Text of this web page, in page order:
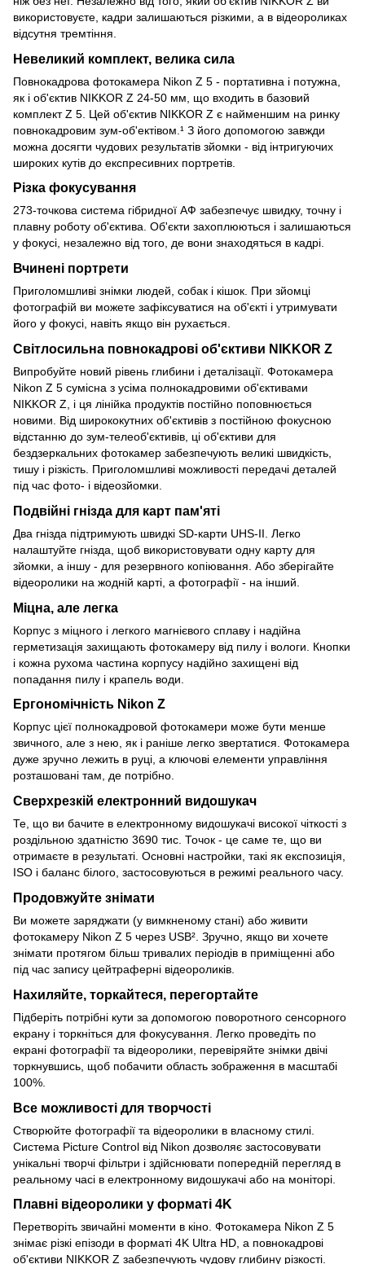
використовуєте, кадри залишаються різкими, а в відеороликах
відсутня тремтіння.
Невеликий комплект, велика сила
Повнокадрова фотокамера Nikon Z 5 - портативна і потужна,
як і об'єктив NIKKOR Z 24-50 мм, що входить в базовий
комплект Z 5. Цей об'єктив NIKKOR Z є найменшим на ринку
повнокадровим зум-об'ектівом.¹ З його допомогою завжди
можна досягти чудових результатів зйомки - від інтригуючих
широких кутів до експресивних портретів.
Різка фокусування
273-точкова система гібридної АФ забезпечує швидку, точну і
плавну роботу об'єктива. Об'єкти захоплюються і залишаються
у фокусі, незалежно від того, де вони знаходяться в кадрі.
Вчинені портрети
Приголомшливі знімки людей, собак і кішок. При зйомці
фотографій ви можете зафіксуватися на об'єкті і утримувати
його у фокусі, навіть якщо він рухається.
Світлосильна повнокадрові об'єктиви NIKKOR Z
Випробуйте новий рівень глибини і деталізації. Фотокамера
Nikon Z 5 сумісна з усіма полнокадровими об'єктивами
NIKKOR Z, і ця лінійка продуктів постійно поповнюється
новими. Від ширококутних об'єктивів з постійною фокусною
відстанню до зум-телеоб'єктивів, ці об'єктиви для
бездзеркальних фотокамер забезпечують великі швидкість,
тишу і різкість. Приголомшливі можливості передачі деталей
під час фото- і відеозйомки.
Подвійні гнізда для карт пам'яті
Два гнізда підтримують швидкі SD-карти UHS-II. Легко
налаштуйте гнізда, щоб використовувати одну карту для
зйомки, а іншу - для резервного копіювання. Або зберігайте
відеоролики на жодній карті, а фотографії - на інший.
Міцна, але легка
Корпус з міцного і легкого магнієвого сплаву і надійна
герметизація захищають фотокамеру від пилу і вологи. Кнопки
і кожна рухома частина корпусу надійно захищені від
попадання пилу і крапель води.
Ергономічність Nikon Z
Корпус цієї полнокадровой фотокамери може бути менше
звичного, але з нею, як і раніше легко звертатися. Фотокамера
дуже зручно лежить в руці, а ключові елементи управління
розташовані там, де потрібно.
Сверхрезкій електронний видошукач
Те, що ви бачите в електронному видошукачі високої чіткості з
роздільною здатністю 3690 тис. Точок - це саме те, що ви
отримаєте в результаті. Основні настройки, такі як експозиція,
ISO і баланс білого, застосовуються в режимі реального часу.
Продовжуйте знімати
Ви можете заряджати (у вимкненому стані) або живити
фотокамеру Nikon Z 5 через USB². Зручно, якщо ви хочете
знімати протягом більш тривалих періодів в приміщенні або
під час запису цейтраферні відеороликів.
Нахиляйте, торкайтеся, перегортайте
Підберіть потрібні кути за допомогою поворотного сенсорного
екрану і торкніться для фокусування. Легко проведіть по
екрані фотографії та відеоролики, перевіряйте знімки двічі
торкнувшись, щоб побачити область зображення в масштабі
100%.
Все можливості для творчості
Створюйте фотографії та відеоролики в власному стилі.
Система Picture Control від Nikon дозволяє застосовувати
унікальні творчі фільтри і здійснювати попередній перегляд в
реальному часі в електронному видошукачі або на моніторі.
Плавні відеоролики у форматі 4K
Перетворіть звичайні моменти в кіно. Фотокамера Nikon Z 5
знімає різкі епізоди в форматі 4K Ultra HD, а повнокадрові
об'єктиви NIKKOR Z забезпечують чудову глибину різкості.